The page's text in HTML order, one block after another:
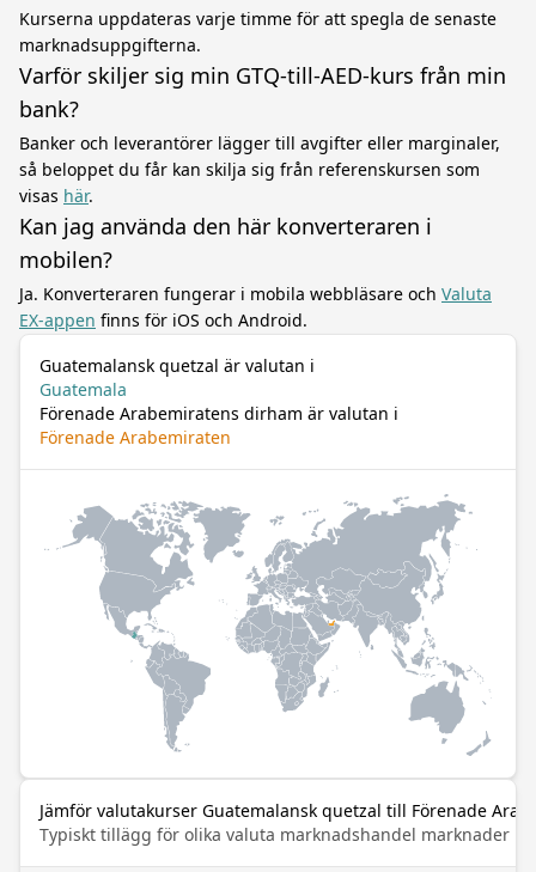
Kurserna uppdateras varje timme för att spegla de senaste
marknadsuppgifterna.
Varför skiljer sig min GTQ-till-AED-kurs från min
bank?
Banker och leverantörer lägger till avgifter eller marginaler,
så beloppet du får kan skilja sig från referenskursen som
visas här.
Kan jag använda den här konverteraren i
mobilen?
Ja. Konverteraren fungerar i mobila webbläsare och Valuta
EX-appen finns för iOS och Android.
Guatemalansk quetzal är valutan i
Guatemala
Förenade Arabemiratens dirham är valutan i
Förenade Arabemiraten
Jämför valutakurser Guatemalansk quetzal till Förenade
Typiskt tillägg för olika valuta marknadshandel marknader